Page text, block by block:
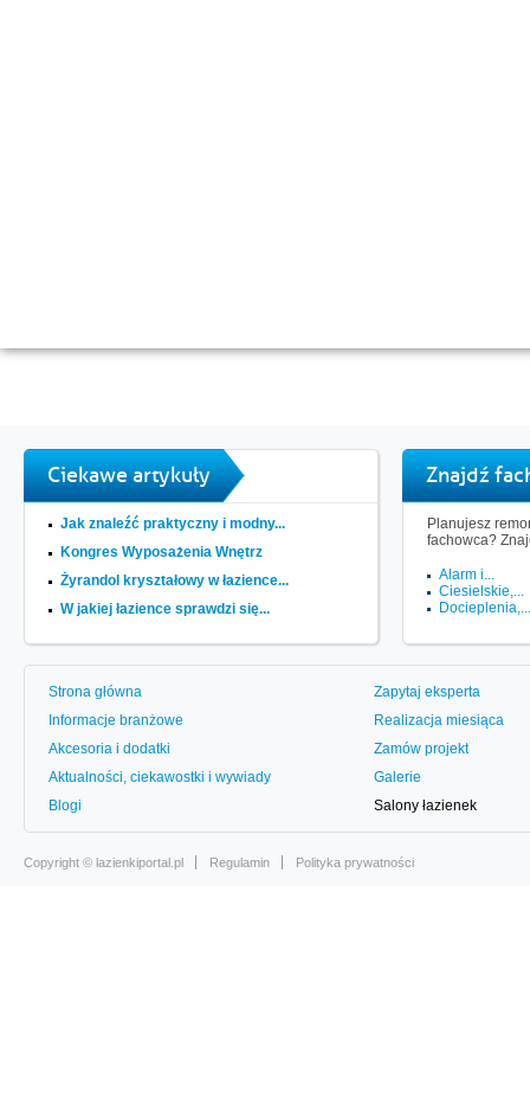
Ciekawe artykuły
Jak znaleźć praktyczny i modny...
Kongres Wyposażenia Wnętrz
Żyrandol kryształowy w łazience...
W jakiej łazience sprawdzi się...
Znajdź
Planujesz
fachowca?
Alarm i...
Ciesielskie,...
Docieplenia,...
Strona główna
Informacje branżowe
Akcesoria i dodatki
Aktualności, ciekawostki i wywiady
Blogi
Zapytaj eksperta
Realizacja miesiąca
Zamów projekt
Galerie
Salony łazienek
Copyright © lazienkiportal.pl Regulamin Polityka prywatności